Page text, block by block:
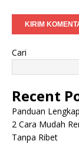
Cari
Recent
Panduan
2 Cara Mudah
Tanpa Ribet